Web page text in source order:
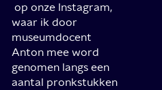
op onze Instagram,
waar ik door
museumdocent
Anton mee word
genomen langs een
aantal pronkstukken